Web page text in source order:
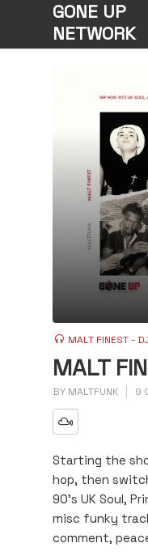
GONE UP
NETWORK
MALT FINEST -
MALT
BY MALTFUNK 9
Starting the
hop, then
90’s UK Soul,
misc funky
comment,